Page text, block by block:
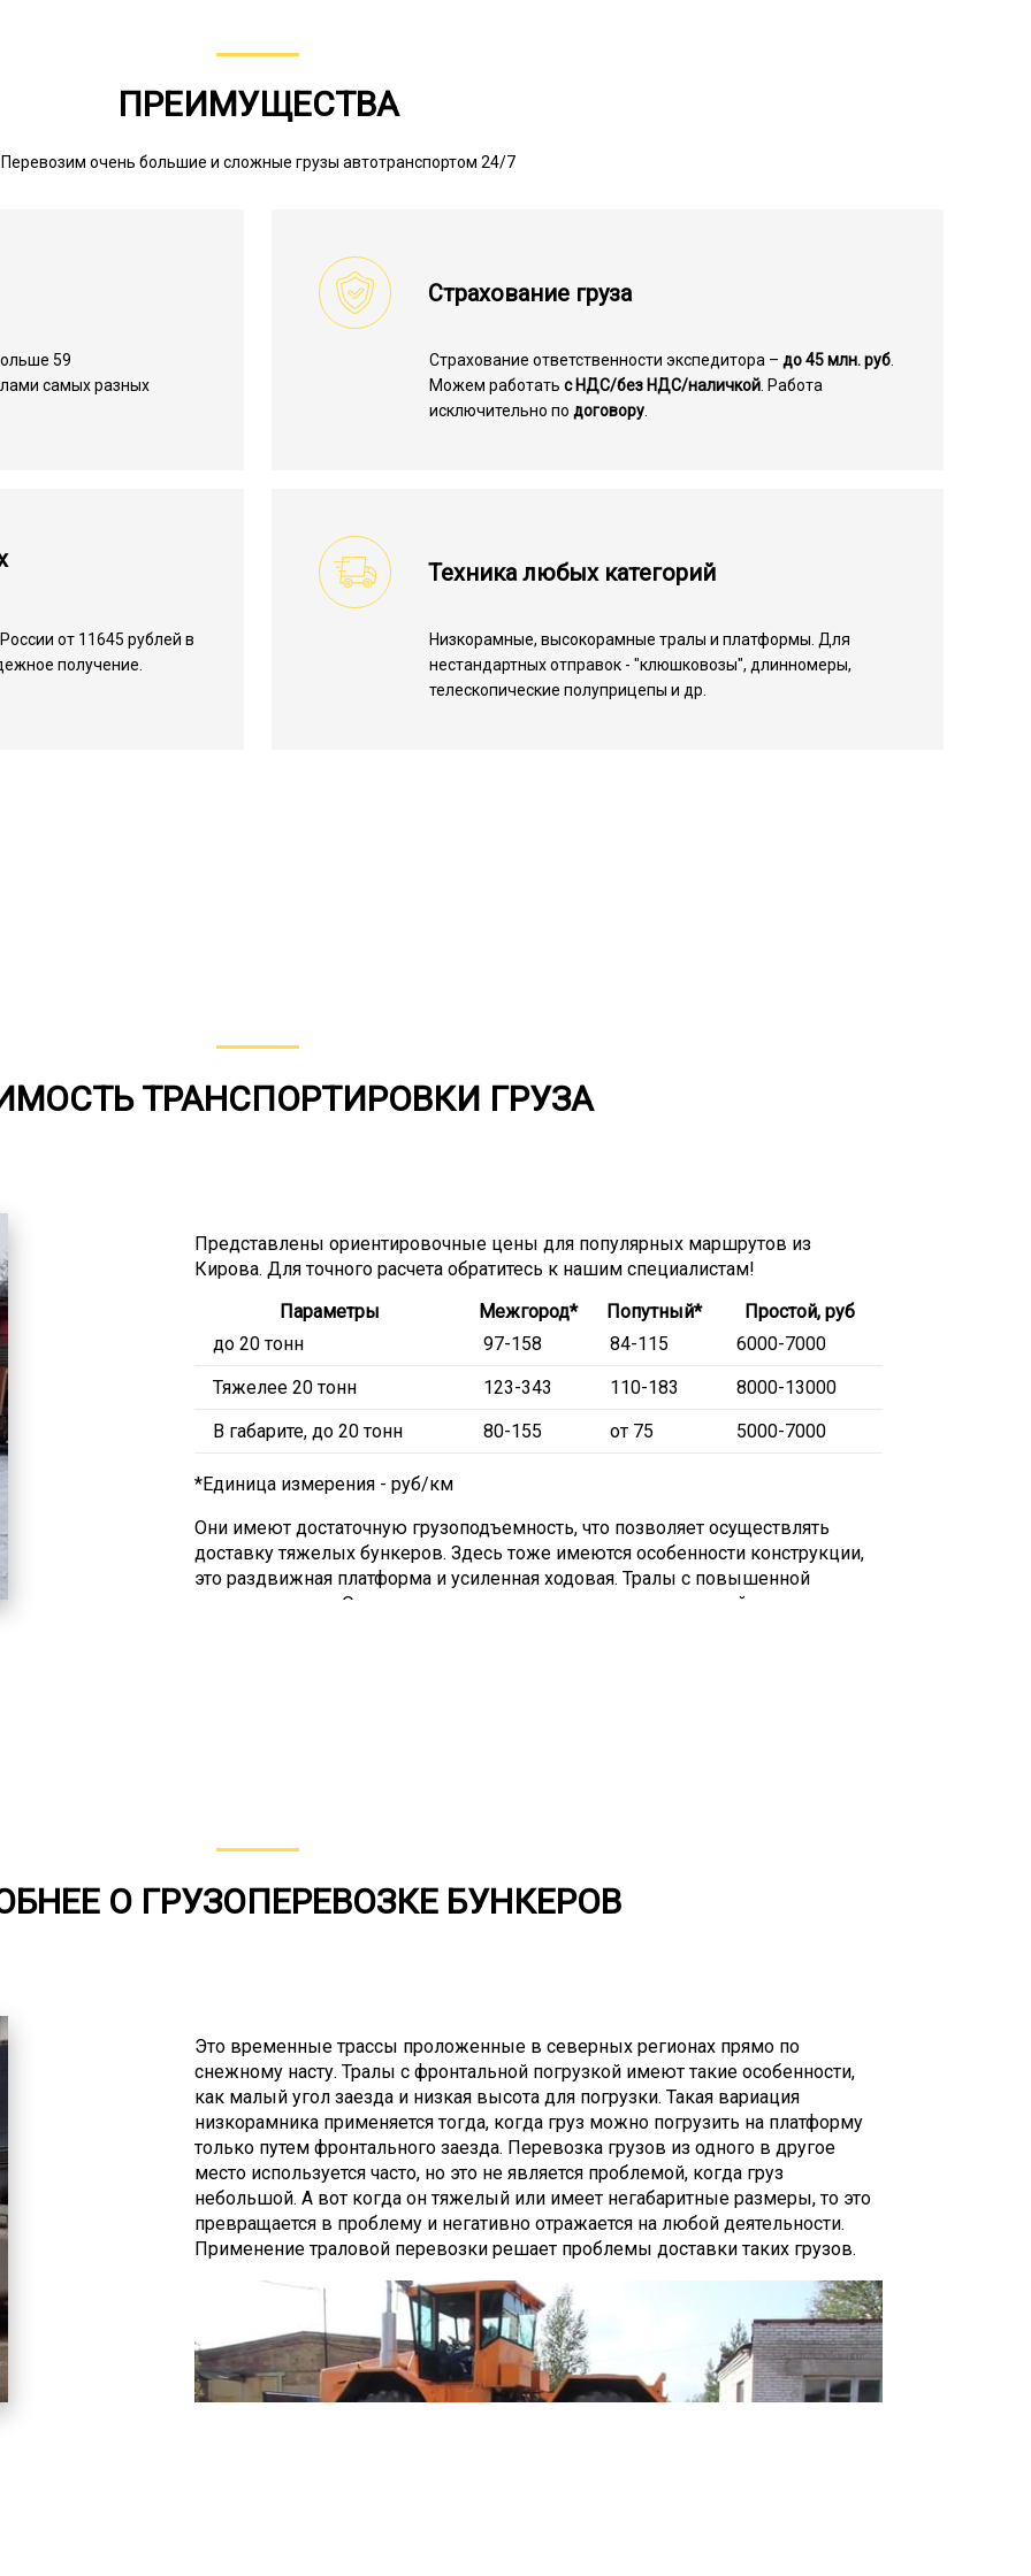
ПРЕИМУЩЕСТВА
Перевозим очень большие и сложные грузы автотранспортом 24/7
59
самых разных
Страхование груза
Страхование ответственности экспедитора –до 45 млн. руб
Можем работатьс НДС/без НДС/наличкой . Работа
исключительно подоговору
от 11645 рублей в
получение.
Техника любых категорий
Низкорамные, высокорамные тралы и платформы. Для
нестандартных отправок - "клюшковозы", длинномеры,
телескопические полуприцепы и др.
ТРАНСПОРТИРОВКИ ГРУЗА
Представлены ориентировочные цены для популярных маршрутов из
Кирова. Для точного расчета обратитесь к нашим специалистам!
Параметры
Межгород* Попутный*
Простой, руб
до 20 тонн
97-158 84-115
6000-7000
Тяжелее 20 тонн
123-343 110-183
8000-13000
В габарите, до 20 тонн
80-155 от 75 5000-7000
*Единица измерения - руб/км
Они имеют достаточную грузоподъемность, что позволяет осуществлять
доставку тяжелых бункеров. Здесь тоже имеются особенности конструкции,
это раздвижная платформа и усиленная ходовая. Тралы с повышенной
проходимостью. Ориентированы на передвижение по сложной местности,
О ГРУЗОПЕРЕВОЗКЕ БУНКЕРОВ
Это временные трассы проложенные в северных регионах прямо по
снежному насту. Тралы с фронтальной погрузкой имеют такие особенности,
как малый угол заезда и низкая высота для погрузки. Такая вариация
низкорамника применяется тогда, когда груз можно погрузить на платформу
только путем фронтального заезда. Перевозка грузов из одного в другое
место используется часто, но это не является проблемой, когда груз
небольшой. А вот когда он тяжелый или имеет негабаритные размеры, то это
превращается в проблему и негативно отражается на любой деятельности.
Применение траловой перевозки решает проблемы доставки таких грузов.